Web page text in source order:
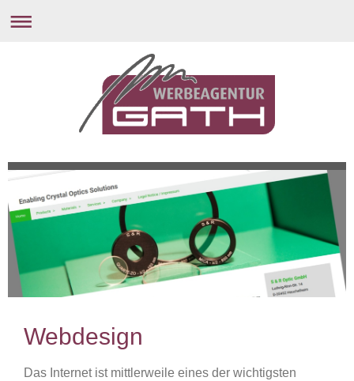
Webdesign
Das Internet ist mittlerweile eines der wichtigsten